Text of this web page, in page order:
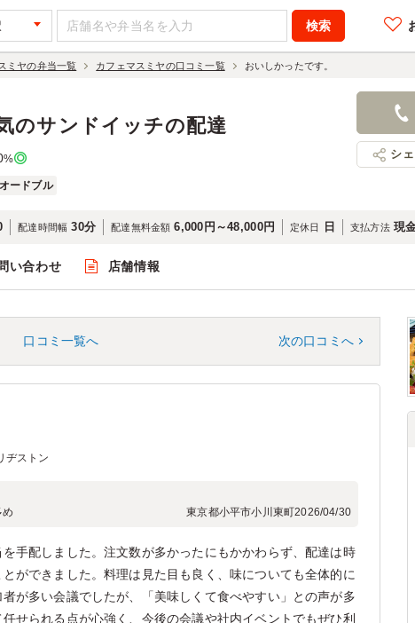
ミヤの弁当一覧 カフェマスミヤの口コミ一覧 おいしかったです。
のサンドイッチの配達
%
オードブル
シ
配達時間幅 30分 配達無料金額 6,000円～48,000円 定休日 日 支払方法 現
い合わせ 店舗情報
口コミ一覧へ 次の口コミへ
ヂストン
め 東京都小平市小川東町2026/04/30
手配しました。注文数が多かったにもかかわらず、配達は時
ができました。料理は見た目も良く、味についても全体的に
が多い会議でしたが、「美味しくて食べやすい」との声が多
せられる点が心強く、今後の会議や社内イベントでもぜひ利